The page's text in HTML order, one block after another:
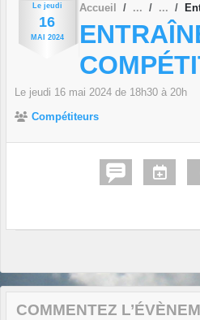
Le jeudi
16
MAI 2024
Accueil
Le jeudi 16 mai 2024 de 18h30 à 20h
Compétiteurs
COMMENTEZ